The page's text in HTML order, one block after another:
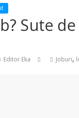
Sute
Editor Eka Joburi,